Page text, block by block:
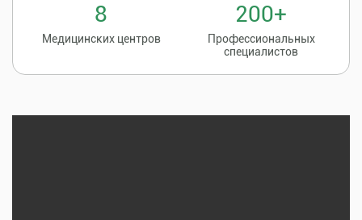
8
Медицинских центров
200+
Профессиональных
специалистов